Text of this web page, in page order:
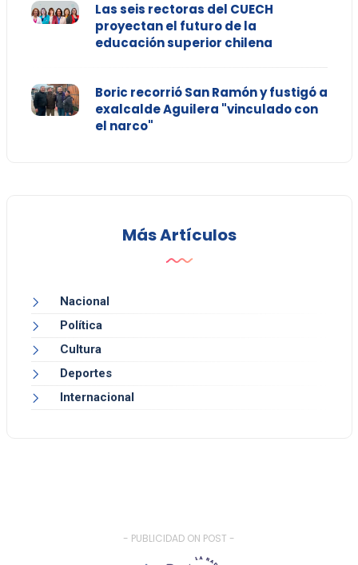
Las seis rectoras del CUECH
proyectan el futuro de la
educación superior chilena
Boric recorrió San Ramón y fustigó a
exalcalde Aguilera "vinculado con
el narco"
Más Artículos
Nacional
Política
Cultura
Deportes
Internacional
- PUBLICIDAD ON POST -